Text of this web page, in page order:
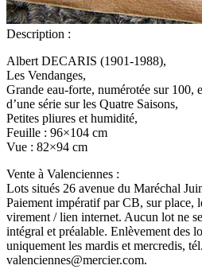
Description :
Albert DECARIS (1901-1988),
Les Vendanges,
Grande eau-forte, numérotée sur 100,
d’une série sur les Quatre Saisons,
Petites pliures et humidité,
Feuille : 96×104 cm
Vue : 82×94 cm
Vente à Valenciennes :
Lots situés 26 avenue du Maréchal
Paiement impératif par CB, sur place,
virement / lien internet. Aucun lot ne
intégral et préalable. Enlèvement des
uniquement les mardis et mercredis,
valenciennes@mercier.com.